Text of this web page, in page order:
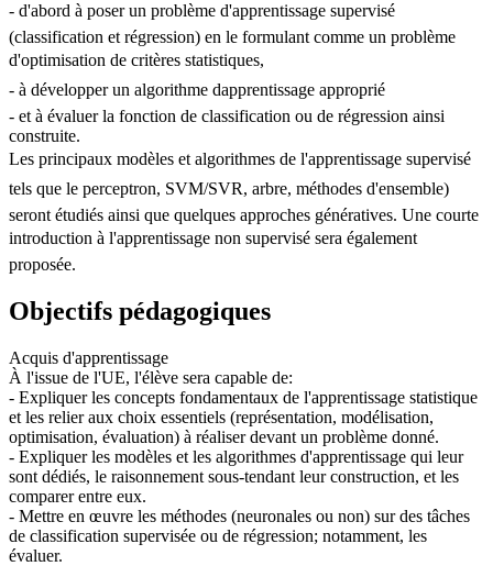
- d'abord à poser un problème d'apprentissage supervisé
(classification et régression) en le formulant comme un problème
d'optimisation de critères statistiques,
- à développer un algorithme dapprentissage approprié
- et à évaluer la fonction de classification ou de régression ainsi
construite.
Les principaux modèles et algorithmes de l'apprentissage supervisé
tels que le perceptron, SVM/SVR, arbre, méthodes d'ensemble)
seront étudiés ainsi que quelques approches génératives. Une courte
introduction à l'apprentissage non supervisé sera également
proposée.
Objectifs pédagogiques
Acquis d'apprentissage
À l'issue de l'UE, l'élève sera capable de:
- Expliquer les concepts fondamentaux de l'apprentissage statistique
et les relier aux choix essentiels (représentation, modélisation,
optimisation, évaluation) à réaliser devant un problème donné.
- Expliquer les modèles et les algorithmes d'apprentissage qui leur
sont dédiés, le raisonnement sous-tendant leur construction, et les
comparer entre eux.
- Mettre en œuvre les méthodes (neuronales ou non) sur des tâches
de classification supervisée ou de régression; notamment, les
évaluer.